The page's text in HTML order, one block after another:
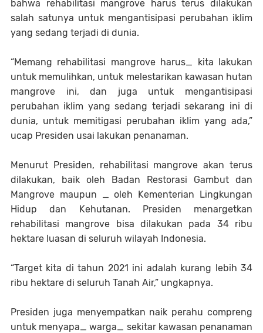
bahwa rehabilitasi mangrove harus terus dilakukan
salah satunya untuk mengantisipasi perubahan iklim
yang sedang terjadi di dunia.
“Memang rehabilitasi mangrove harus_ kita lakukan
untuk memulihkan, untuk melestarikan kawasan hutan
mangrove ini, dan juga untuk mengantisipasi
perubahan iklim yang sedang terjadi sekarang ini di
dunia, untuk memitigasi perubahan iklim yang ada,”
ucap Presiden usai lakukan penanaman.
Menurut Presiden, rehabilitasi mangrove akan terus
dilakukan, baik oleh Badan Restorasi Gambut dan
Mangrove maupun _ oleh Kementerian Lingkungan
Hidup dan Kehutanan. Presiden menargetkan
rehabilitasi mangrove bisa dilakukan pada 34 ribu
hektare luasan di seluruh wilayah Indonesia.
“Target kita di tahun 2021 ini adalah kurang lebih 34
ribu hektare di seluruh Tanah Air,” ungkapnya.
Presiden juga menyempatkan naik perahu compreng
untuk menyapa_ warga_ sekitar kawasan penanaman